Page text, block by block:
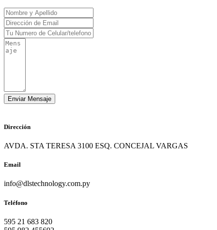
Dirección
AVDA. STA TERESA 3100 ESQ. CONCEJAL VARGAS
Email
info@dlstechnology.com.py
Teléfono
595 21 683 820